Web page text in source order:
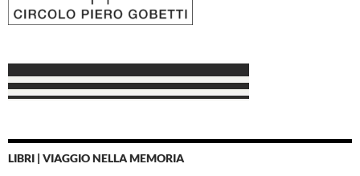
LIBRI | VIAGGIO NELLA MEMORIA